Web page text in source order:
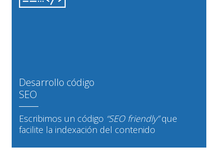
Desarrollo código
SEO
Escribimos un código “SEO friendly”que
facilite la indexación del contenido